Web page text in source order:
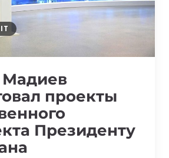
IT
проекты
Президенту